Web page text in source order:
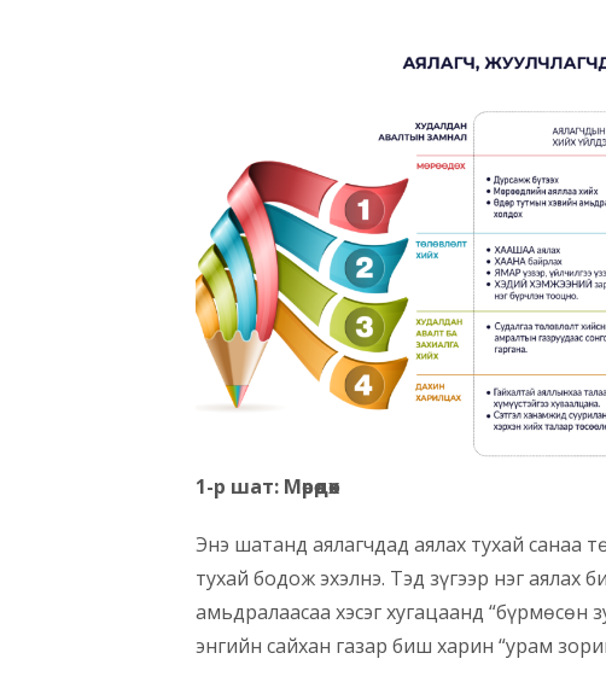
1-р шат: Мөрөөдөх
Энэ шатанд аялагчдад аялах тухай санаа
тухай бодож эхэлнэ. Тэд зүгээр нэг
амьдралаасаа хэсэг хугацаанд “бүрмөсөн
энгийн сайхан газар биш харин “урам